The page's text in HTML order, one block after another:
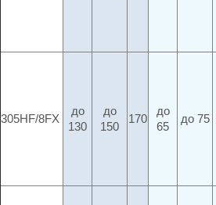
305HF/8FX
до
130
до
150
170
до
65
до 75